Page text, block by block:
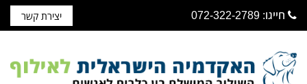
חייגו: 072-322-2789 יצירת קשר